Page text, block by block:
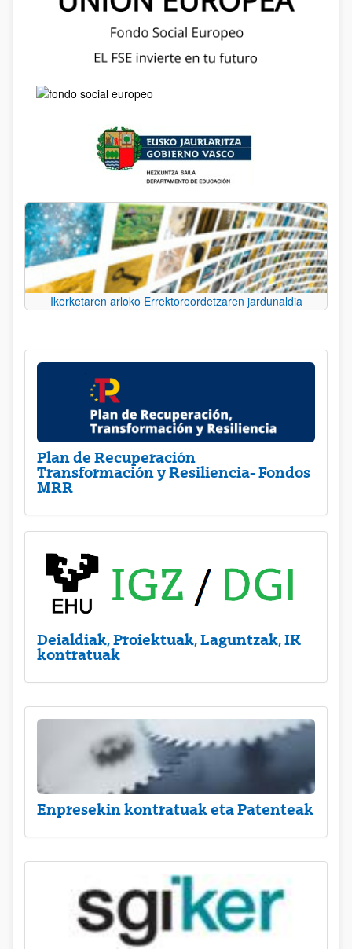
Ikerketaren arloko Errektoreordetzaren jardunaldia
Plan de Recuperación
Transformación y Resiliencia- Fondos
MRR
Deialdiak, Proiektuak, Laguntzak, IK
kontratuak
Enpresekin kontratuak eta Patenteak